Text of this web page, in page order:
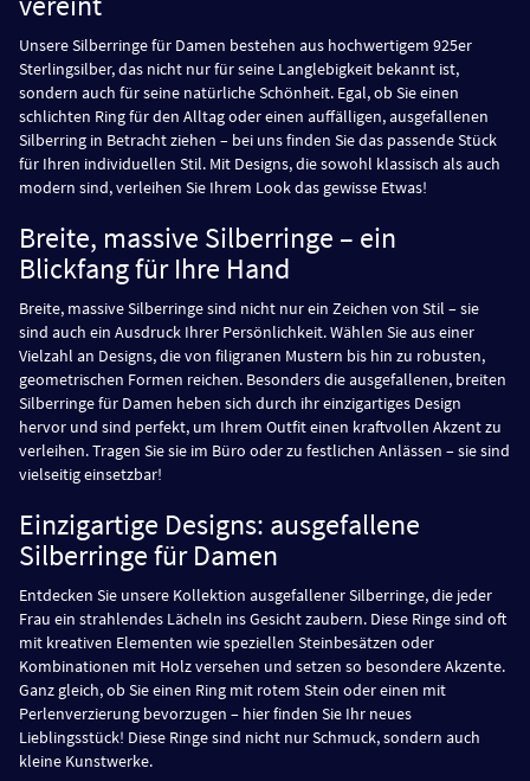
Unsere Silberringe für Damen bestehen aus hochwertigem 925er
Sterlingsilber, das nicht nur für seine Langlebigkeit bekannt ist,
sondern auch für seine natürliche Schönheit. Egal, ob Sie einen
schlichten Ring für den Alltag oder einen auffälligen, ausgefallenen
Silberring in Betracht ziehen – bei uns finden Sie das passende Stück
für Ihren individuellen Stil. Mit Designs, die sowohl klassisch als auch
modern sind, verleihen Sie Ihrem Look das gewisse Etwas!
Breite, massive Silberringe – ein
Blickfang für Ihre Hand
Breite, massive Silberringe sind nicht nur ein Zeichen von Stil – sie
sind auch ein Ausdruck Ihrer Persönlichkeit. Wählen Sie aus einer
Vielzahl an Designs, die von filigranen Mustern bis hin zu robusten,
geometrischen Formen reichen. Besonders die ausgefallenen, breiten
Silberringe für Damen heben sich durch ihr einzigartiges Design
hervor und sind perfekt, um Ihrem Outfit einen kraftvollen Akzent zu
verleihen. Tragen Sie sie im Büro oder zu festlichen Anlässen – sie sind
vielseitig einsetzbar!
Einzigartige Designs: ausgefallene
Silberringe für Damen
Entdecken Sie unsere Kollektion ausgefallener Silberringe, die jeder
Frau ein strahlendes Lächeln ins Gesicht zaubern. Diese Ringe sind oft
mit kreativen Elementen wie speziellen Steinbesätzen oder
Kombinationen mit Holz versehen und setzen so besondere Akzente.
Ganz gleich, ob Sie einen Ring mit rotem Stein oder einen mit
Perlenverzierung bevorzugen – hier finden Sie Ihr neues
Lieblingsstück! Diese Ringe sind nicht nur Schmuck, sondern auch
kleine Kunstwerke.